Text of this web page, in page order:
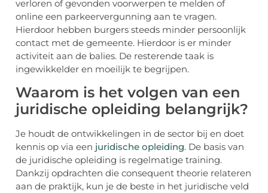
verloren of gevonden voorwerpen te melden of
online een parkeervergunning aan te vragen.
Hierdoor hebben burgers steeds minder persoonlijk
contact met de gemeente. Hierdoor is er minder
activiteit aan de balies. De resterende taak is
ingewikkelder en moeilijk te begrijpen.
Waarom is het volgen van een
juridische opleiding belangrijk?
Je houdt de ontwikkelingen in de sector bij en doet
kennis op via een juridische opleiding. De basis van
de juridische opleiding is regelmatige training.
Dankzij opdrachten die consequent theorie relateren
aan de praktijk, kun je de beste in het juridische veld